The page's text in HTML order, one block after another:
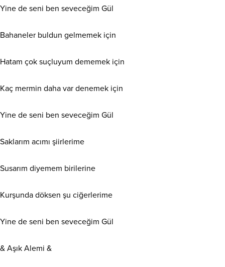
Yine de seni ben seveceğim Gül
Bahaneler buldun gelmemek için
Hatam çok suçluyum dememek için
Kaç mermin daha var denemek için
Yine de seni ben seveceğim Gül
Saklarım acımı şiirlerime
Susarım diyemem birilerine
Kurşunda döksen şu ciğerlerime
Yine de seni ben seveceğim Gül
& Aşık Alemi &